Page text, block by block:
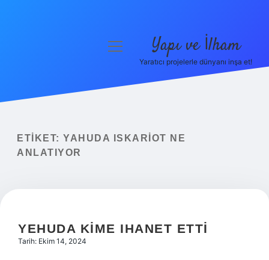
Yasal Uyarı
menüyü
Yapı ve İlham
Yaratıcı projelerle dünyanı inşa et!
ETIKET: YAHUDA ISKARIOT NE
ANLATIYOR
YEHUDA KIME IHANET ETTI
Tarih: Ekim 14, 2024